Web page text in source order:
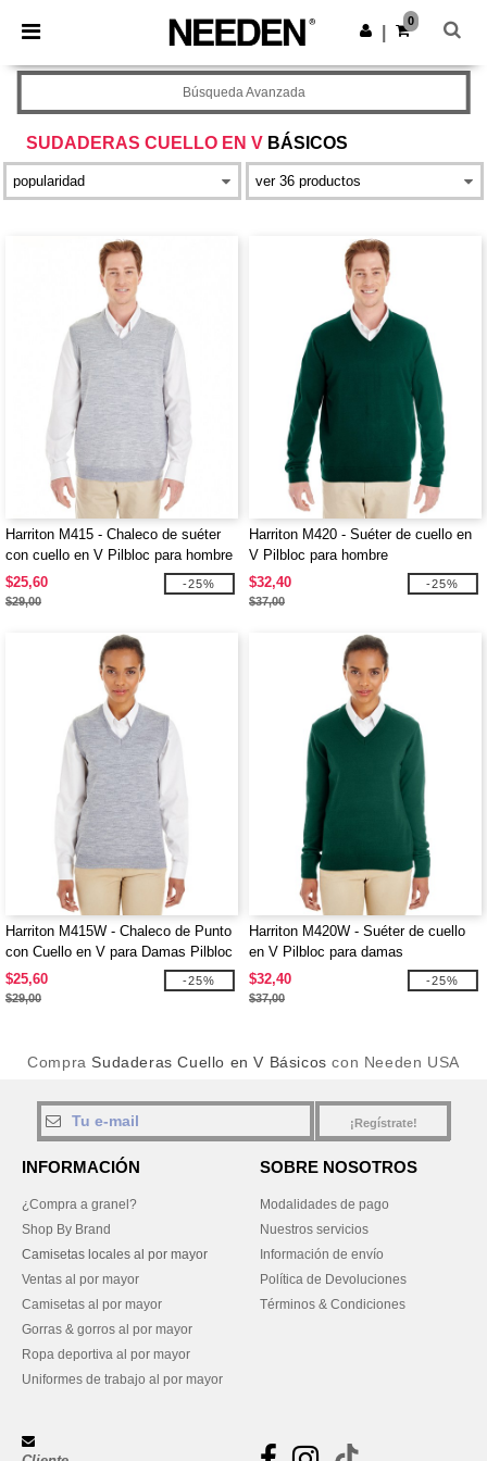
× App de Needen
¡Mejores precios en app!
Descargar app
0
SUDADERAS CUELLO EN V BÁSICOS
Búsqueda Avanzada
Harriton M415 - Chaleco de suéter
con cuello en V Pilbloc para hombre
$25,60
$29,00
-25%
Harriton M420 - Suéter de cuello en
V Pilbloc para hombre
$32,40
$37,00
-25%
Harriton M415W - Chaleco de Punto
con Cuello en V para Damas Pilbloc
$25,60
$29,00
-25%
Harriton M420W - Suéter de cuello
en V Pilbloc para damas
$32,40
$37,00
-25%
Compra Sudaderas Cuello en V Básicos con Needen USA
¡Regístrate!
INFORMACIÓN
¿Compra a granel?
Shop By Brand
Camisetas locales al por mayor
Ventas al por mayor
Camisetas al por mayor
Gorras & gorros al por mayor
Ropa deportiva al por mayor
Uniformes de trabajo al por mayor
SOBRE NOSOTROS
Modalidades de pago
Nuestros servicios
Información de envío
Política de Devoluciones
Términos & Condiciones